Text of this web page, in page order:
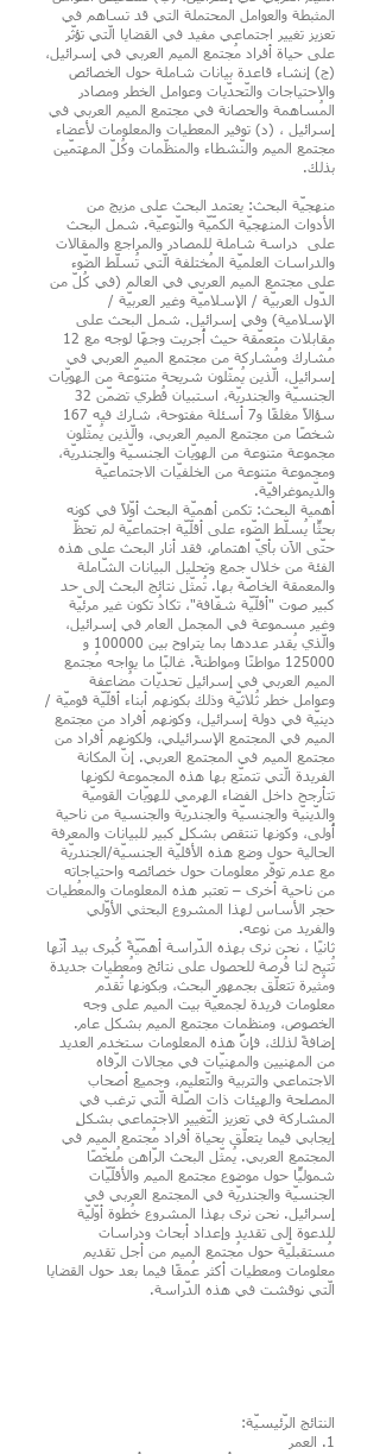
المثبطة والعوامل المحتملة التي قد تساهم في
تعزيز تغيير اجتماعي مفيد في القضايا الّتي تؤثّر
على حياة أفراد مُجتمع الميم العربي في إسرائيل،
(ج) إنشاء قاعدة بيانات شاملة حول الخصائص
والاحتياجات والتّحدّيات وعوامل الخطر ومصادر
المُساهمة والحصانة في مجتمع الميم العربي في
إسرائيل ، (د) توفير المعطيات والمعلومات لأعضاء
مجتمع الميم والنّشطاء والمنظّمات وكُلّ المهتمّين
بذلك.
منهجيّة البحث: يعتمد البحث على مزيج من
الأدوات المنهجيّة الكمّيّة والنّوعيّة. شمل البحث
على دراسة شاملة للمصادر والمراجع والمقالات
والدراسات العلميّة المُختلفة الّتي تُسلّط الضّوء
على مجتمع الميم العربي في العالم (في كُلّ من
الدّول العربيّة / الإسلاميّة وغير العربيّة /
الإسلامية) وفي إسرائيل. شمل البحث على
مقابلات متعمّقة حيث أُجريت وجهًا لوجه مع 12
مُشارك ومُشاركة من مجتمع الميم العربي في
إسرائيل، الّذين يُمثّلون شريحة متنوّعة من الهويّات
الجنسيّة والجندريّة، استبيان قُطري تضمّن 32
سؤالاً مغلقًا و7 أسئلة مفتوحة، شارك فيه 167
شخصًا من مجتمع الميم العربي، والّذين يُمثّلون
مجموعة متنوعة من الهويّات الجنسيّة والجندريّة،
ومجموعة متنوعة من الخلفيّات الاجتماعيّة
والدّيموغرافيّة.
أهمية البحث: تكمن أهميّة البحث أوّلًا في كونه
بحثًّا يُسلّط الضّوء على أقلّيّة اجتماعيّة لم تحظّ
حتّى الآن بأيّ اهتمامٍ، فقد أنار البحث على هذه
الفئة من خلال جمع وتحليل البيانات الشّاملة
والمعمقة الخاصّة بها. تُمثّل نتائج البحث إلى حد
كبير صوت "أقلّيّة شفّافة"، تكادُ تكون غير مرئيّة
وغير مسموعة في المجمل العام في إسرائيل،
والّذي يُقدر عددها بما يتراوح بين 100000 و
125000 مواطنًا ومواطنةً. غالبًا ما يواجه مُجتمع
الميم العربي في إسرائيل تحديّات مُضاعفة
وعوامل خطر ثُلاثيّة وذلك بكونهم أبناء أقلّيّة قوميّة /
دينيّة في دولة إسرائيل، وكونهم أفراد من مجتمع
الميم في المجتمع الإسرائيلي، ولكونهم أفراد من
مجتمع الميم في المجتمع العربي. إنّ المكانة
الفريدة الّتي تتمتّع بها هذه المجموعة لكونها
تتأرجح داخل الفضاء الهرمي للهويّات القوميّة
والدّينيّة والجنسيّة والجندريّة والجنسية من ناحية
أُولى، وكونها تنتقص بشكلٍ كبير للبيانات والمعرفة
الحالية حول وضع هذه الأقليّة الجنسيّة/الجندريّة
مع عدم توفّر معلومات حول خصائصه واحتياجاته
من ناحية أخرى – تعتبر هذه المعلومات والمعُطيات
حجر الأساس لهذا المشروع البحثي الأوّلي
والفريد من نوعه.
ثانيًا ، نحن نرى بهذه الدّراسة أهمّيّةً كُبرى بيد أنّها
تُتيح لنا فُرصة للحصول على نتائج ومُعطيات جديدة
ومُثيرة تتعلّق بجمهور البحث، وبكونها تُقدّم
معلومات فريدة لجمعيّة بيت الميم على وجه
الخصوص، ومنظمات مجتمع الميم بشكل عام.
إضافةً لذلك، فإنَّ هذه المعلومات ستخدم العديد
من المهنيين والمهنيّات في مجالات الرّفاه
الاجتماعي والتربية والتّعليم، وجميع أصحاب
المصلحة والهيئات ذات الصّلة الّتي ترغب في
المشاركة في تعزيز التّغيير الاجتماعي بشكلٍ
إيجابي فيما يتعلّق بحياة أفراد مُجتمع الميم في
المجتمع العربي. يُمثّل البحث الرّاهن مُلخّصًا
شموليًّا حول موضوع مجتمع الميم والأقلّيّات
الجنسيّة والجندريّة في المجتمع العربي في
إسرائيل. نحن نرى بهذا المشروع خُطوة أوّليّة
للدعوة إلى تقديد وإعداد أبحاث ودراسات
مُستقبليّة حول مُجتمع الميم من أجل تقديم
معلومات ومعطيات أكثر عُمقًا فيما بعد حول القضايا
الّتي نوقشت في هذه الدّراسة.
النتائج الرّئيسيّة:
1. العمر